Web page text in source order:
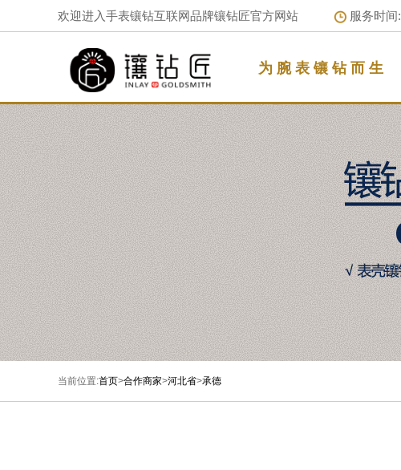
欢迎进入手表镶钻互联网品牌镶钻匠官方网站 服务时
为 腕 表 镶 钻 而 生
当前位置:首页>合作商家>河北省>承德